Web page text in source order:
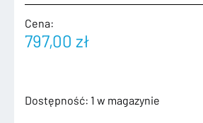
Cena:
797,00 zł
Dostępność: 1 w magazynie
ilość